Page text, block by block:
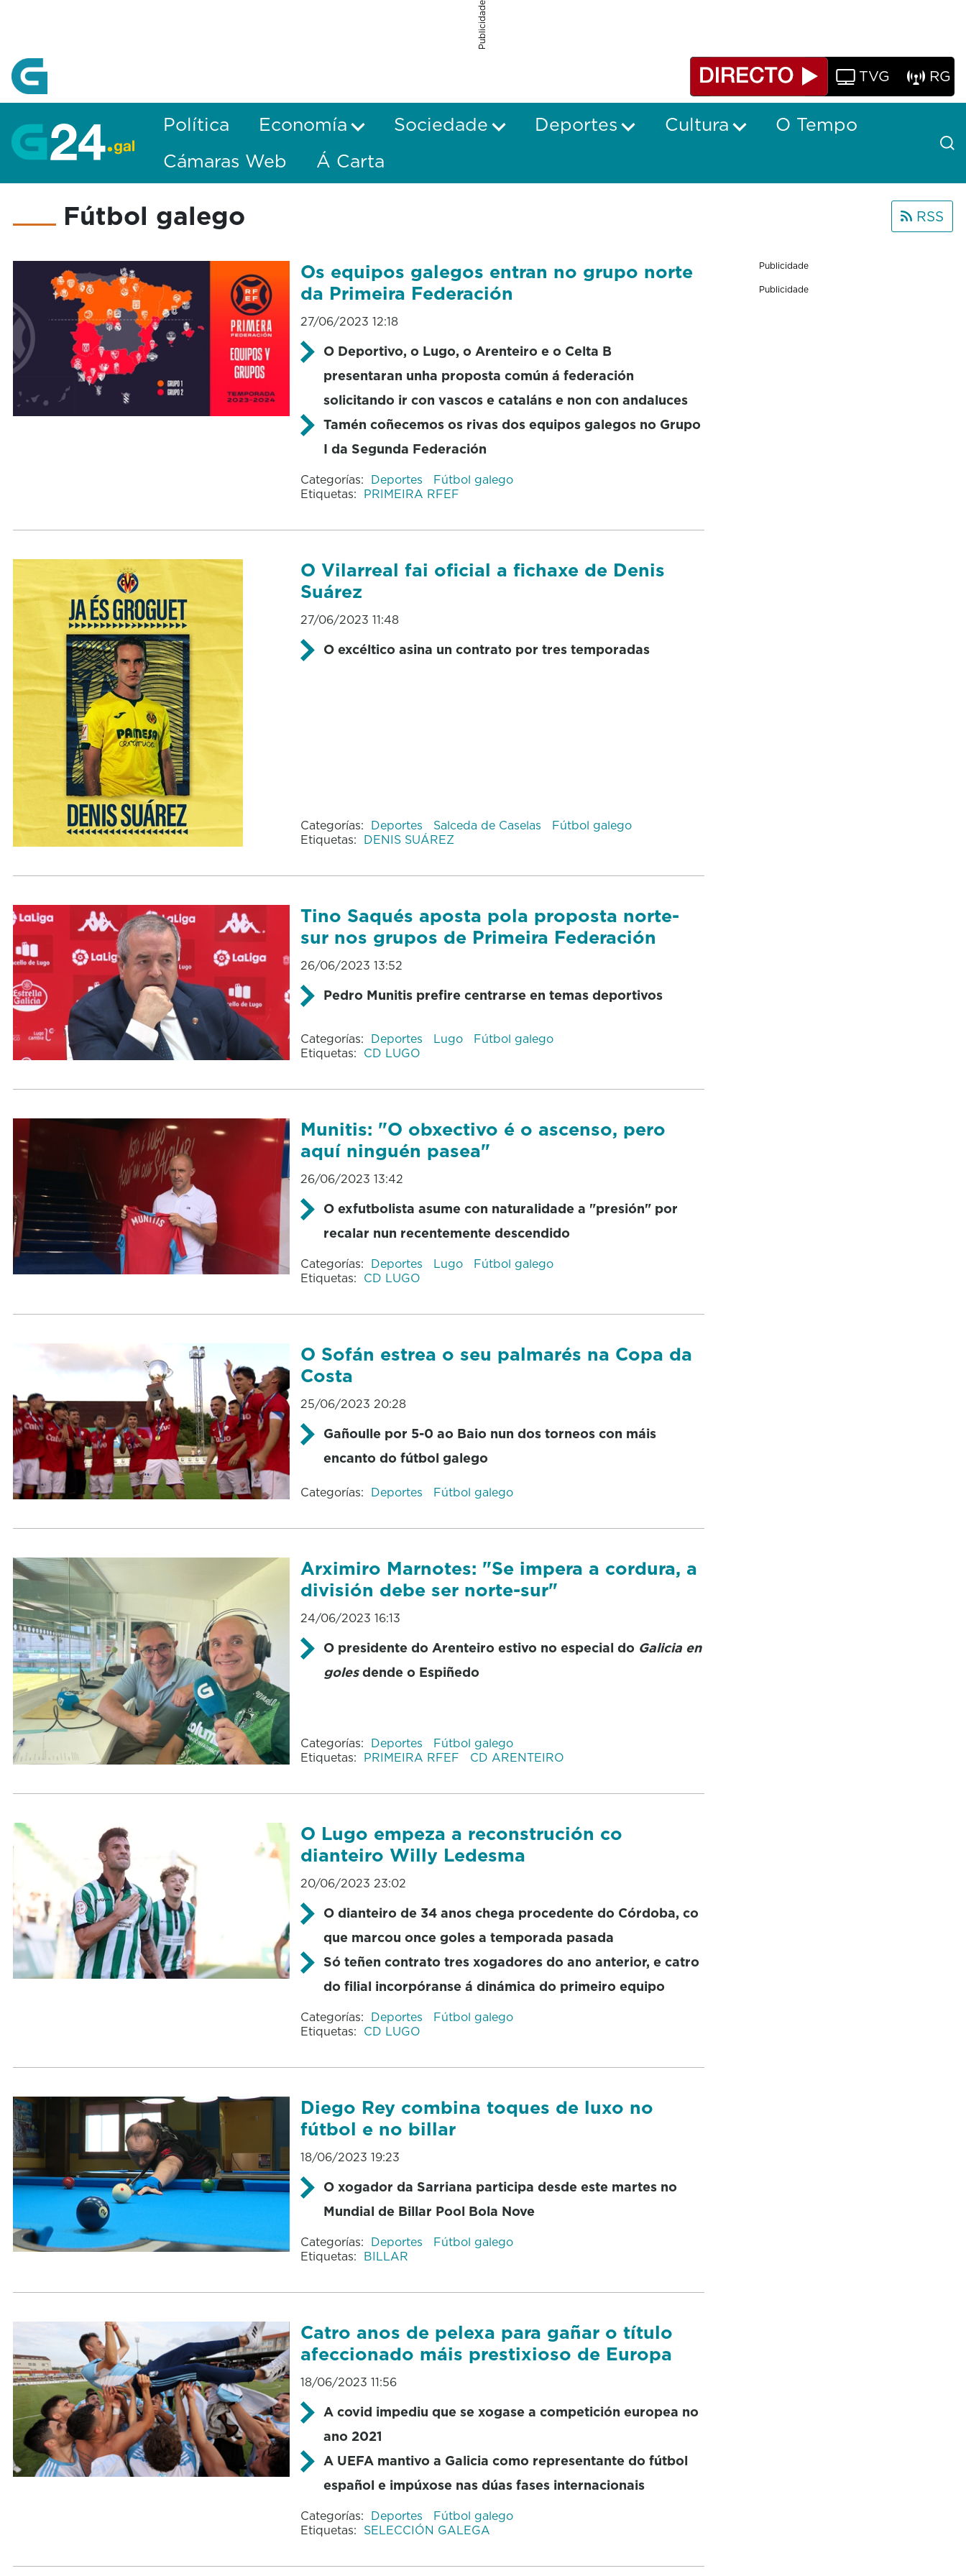
Publicidade
TVG RG
Política Economía Sociedade Deportes Cultura
O Tempo
Cámaras Web
Á Carta
Fútbol galego RSS
Os equipos galegos entran no grupo norte
da Primeira Federación
27/06/2023 12:18
O Deportivo, o Lugo, o Arenteiro e o Celta B
presentaran unha proposta común á federación
solicitando ir con vascos e cataláns e non con andaluces
Tamén coñecemos os rivas dos equipos galegos no Grupo
I da Segunda Federación
Categorías: Deportes
Fútbol galego
Etiquetas: PRIMEIRA RFEF
O Vilarreal fai oficial a fichaxe de Denis
Suárez
27/06/2023 11:48
O excéltico asina un contrato por tres temporadas
Categorías: Deportes Salceda de Caselas
Fútbol galego
Etiquetas: DENIS SUÁREZ
Tino Saqués aposta pola proposta norte-
sur nos grupos de Primeira Federación
26/06/2023 13:52
Pedro Munitis prefire centrarse en temas deportivos
Categorías: Deportes Lugo
Fútbol galego
Etiquetas: CD LUGO
Munitis: "O obxectivo é o ascenso, pero
aquí ninguén pasea"
26/06/2023 13:42
O exfutbolista asume con naturalidade a "presión" por
recalar nun recentemente descendido
Categorías: Deportes Lugo
Fútbol galego
Etiquetas: CD LUGO
O Sofán estrea o seu palmarés na Copa da
Costa
25/06/2023 20:28
Gañoulle por 5-0 ao Baio nun dos torneos con máis
encanto do fútbol galego
Categorías: Deportes Fútbol galego
Arximiro Marnotes: "Se impera a cordura, a
división debe ser norte-sur"
24/06/2023 16:13
O presidente do Arenteiro estivo no especial do Galicia en
golesdende o Espiñedo
Categorías: Deportes
Fútbol galego
Etiquetas: PRIMEIRA RFEF CD ARENTEIRO
O Lugo empeza a reconstrución co
dianteiro Willy Ledesma
20/06/2023 23:02
O dianteiro de 34 anos chega procedente do Córdoba, co
que marcou once goles a temporada pasada
Só teñen contrato tres xogadores do ano anterior, e catro
do filial incorpóranse á dinámica do primeiro equipo
Categorías: Deportes
Fútbol galego
Etiquetas: CD LUGO
Diego Rey combina toques de luxo no
fútbol e no billar
18/06/2023 19:23
O xogador da Sarriana participa desde este martes no
Mundial de Billar Pool Bola Nove
Categorías: Deportes
Fútbol galego
Etiquetas: BILLAR
Catro anos de pelexa para gañar o título
afeccionado máis prestixioso de Europa
18/06/2023 11:56
A covid impediu que se xogase a competición europea no
ano 2021
A UEFA mantivo a Galicia como representante do fútbol
español e impúxose nas dúas fases internacionais
Categorías: Deportes
Fútbol galego
Etiquetas: SELECCIÓN GALEGA
Publicidade
Publicidade